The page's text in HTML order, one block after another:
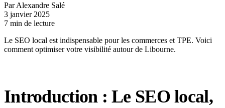
Par Alexandre Salé
3 janvier 2025
7 min de lecture
Le SEO local est indispensable pour les commerces et TPE. Voici
comment optimiser votre visibilité autour de Libourne.
Introduction : Le SEO local,